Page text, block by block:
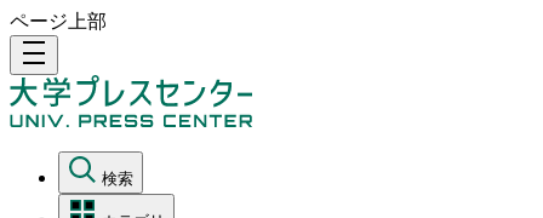
ページ上部
density_medium
検索